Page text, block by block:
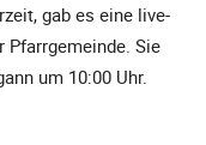
gab es eine live-
Pfarrgemeinde. Sie
um 10:00 Uhr.